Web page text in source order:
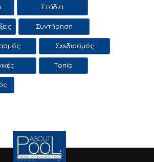
Στάδια
κατασκευής
πισίνας
Συντήρηση
πισίνας
Σχεδιασμός
τοπίου
Τοπίο